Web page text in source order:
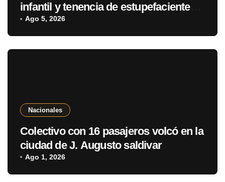
infantil y tenencia de estupefacientes
en Fernando de la Mora
Ago 5, 2026
Nacionales
Colectivo con 16 pasajeros volcó en la
ciudad de J. Augusto saldivar
Ago 1, 2026